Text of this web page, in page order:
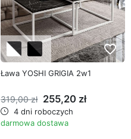
favorite_border
Ława YOSHI GRIGIA 2w1
319,00 zł 255,20 zł
4 dni roboczych
darmowa dostawa